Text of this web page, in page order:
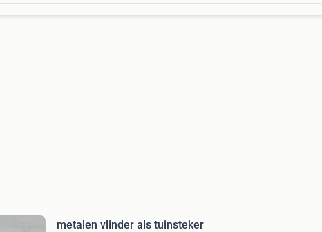
metalen vlinder als tuinsteker